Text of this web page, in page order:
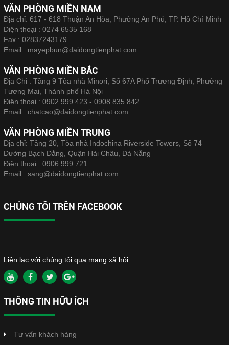
VĂN PHÒNG MIỀN NAM
Địa chỉ: 617 - 618 Thuận An Hòa, Phường An Phú, TP. Hồ Chí Minh
Điện thoại : 0274 6535 168
Fax : 02837243179
Email : mayepbun@daidongtienphat.com
VĂN PHÒNG MIỀN BẮC
Địa Chỉ : Tầng 9 Tòa nhà Minori, Số 67A Phố Trương Định, Phường
Tương Mai, Thành phố Hà Nội
Điện thoại : 0902 999 423 - 0908 835 842
Email : chatcao@daidongtienphat.com
VĂN PHÒNG MIỀN TRUNG
Địa chỉ: Tầng 20, Tòa nhà Indochina Riverside Towers, Số 74
Đường Bạch Đằng, Quận Hải Châu, Đà Nẵng
Điện thoại : 0906 999 721
Email : sang@daidongtienphat.com
CHÚNG TÔI TRÊN FACEBOOK
Liên lạc với chúng tôi qua mạng xã hội
THÔNG TIN HỮU ÍCH
Tư vấn khách hàng